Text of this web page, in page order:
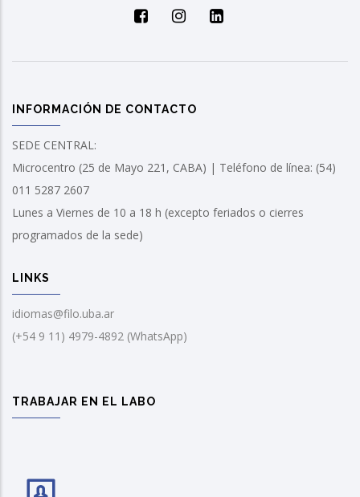
INFORMACIÓN DE CONTACTO
SEDE CENTRAL:
Microcentro (25 de Mayo 221, CABA) | Teléfono de línea: (54)
011 5287 2607
Lunes a Viernes de 10 a 18 h (excepto feriados o cierres
programados de la sede)
LINKS
idiomas@filo.uba.ar
(+54 9 11) 4979-4892 (WhatsApp)
TRABAJAR EN EL LABO